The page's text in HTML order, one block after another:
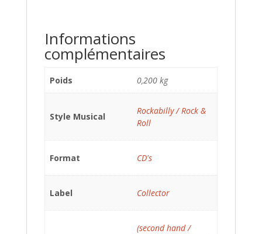
Informations
complémentaires
Poids 0,200 kg
Style Musical
Rockabilly / Rock &
Roll
Format CD's
Label Collector
(second hand /